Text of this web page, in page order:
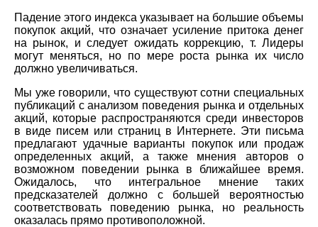
Падение этого индекса указывает на большие объемы
покупок акций, что означает усиление притока денег
на рынок, и следует ожидать коррекцию, т. Лидеры
могут меняться, но по мере роста рынка их число
должно увеличиваться.
Мы уже говорили, что существуют сотни специальных
публикаций с анализом поведения рынка и отдельных
акций, которые распространяются среди инвесторов
в виде писем или страниц в Интернете. Эти письма
предлагают удачные варианты покупок или продаж
определенных акций, а также мнения авторов о
возможном поведении рынка в ближайшее время.
Ожидалось, что интегральное мнение таких
предсказателей должно с большей вероятностью
соответствовать поведению рынка, но реальность
оказалась прямо противоположной.